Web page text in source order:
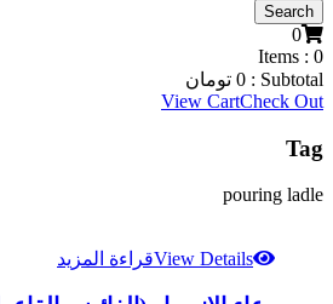
0
Items : 0
Subtotal :
0 تومان
View CartCheck Out
Tag
pouring ladle
View Detailsقراءة المزيد